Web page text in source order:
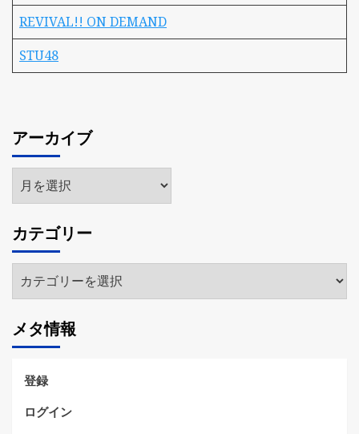
REVIVAL!! ON DEMAND
STU48
アーカイブ
ア
ー
イ
ブ
カテゴリー
テ
リ
ー
メタ情報
登録
ログイン